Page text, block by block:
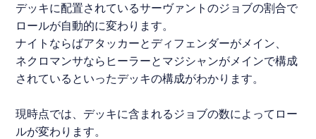
デッキに配置されているサーヴァントのジョブの割合で
ロールが自動的に変わります。
ナイトならばアタッカーとディフェンダーがメイン、
ネクロマンサならヒーラーとマジシャンがメインで構成
されているといったデッキの構成がわかります。
現時点では、デッキに含まれるジョブの数によってロー
ルが変わります。